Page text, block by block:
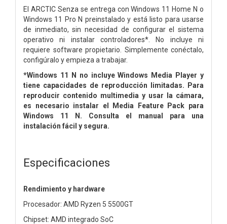
El ARCTIC Senza se entrega con Windows 11 Home N o
Windows 11 Pro N preinstalado y está listo para usarse
de inmediato, sin necesidad de configurar el sistema
operativo ni instalar controladores*. No incluye ni
requiere software propietario. Simplemente conéctalo,
configúralo y empieza a trabajar.
*Windows 11 N no incluye Windows Media Player y
tiene capacidades de reproducción limitadas. Para
reproducir contenido multimedia y usar la cámara,
es necesario instalar el Media Feature Pack para
Windows 11 N. Consulta el manual para una
instalación fácil y segura.
Especificaciones
Rendimiento y hardware
Procesador: AMD Ryzen 5 5500GT
Chipset: AMD integrado SoC